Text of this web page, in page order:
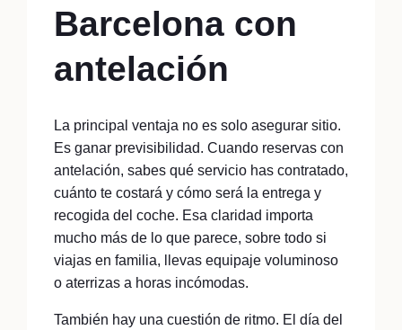
Barcelona con
antelación
La principal ventaja no es solo asegurar sitio.
Es ganar previsibilidad. Cuando reservas con
antelación, sabes qué servicio has contratado,
cuánto te costará y cómo será la entrega y
recogida del coche. Esa claridad importa
mucho más de lo que parece, sobre todo si
viajas en familia, llevas equipaje voluminoso
o aterrizas a horas incómodas.
También hay una cuestión de ritmo. El día del